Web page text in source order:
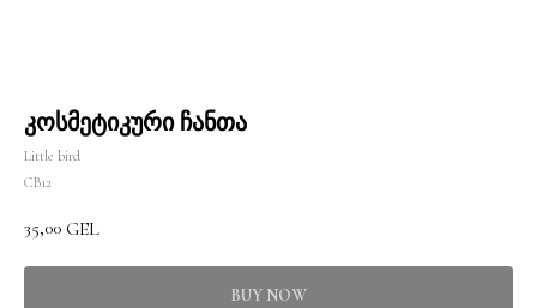
კოსმეტიკური ჩანთა
Little bird
CB12
35,00 GEL
BUY NOW